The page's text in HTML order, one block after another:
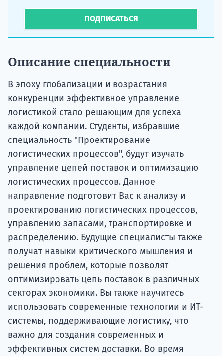
ПОДПИСАТЬСЯ
Описание специальности
В эпоху глобализации и возрастания
конкуренции эффективное управление
логистикой стало решающим для успеха
каждой компании. Студенты, избравшие
специальность "Проектирование
логистических процессов", будут изучать
управление цепей поставок и оптимизацию
логистических процессов. Данное
направление подготовит Вас к анализу и
проектированию логистических процессов,
управлению запасами, транспортировке и
распределению. Будущие специалисты также
получат навыки критического мышления и
решения проблем, которые позволят
оптимизировать цепь поставок в различных
секторах экономики. Вы также научитесь
использовать современные технологии и ИТ-
системы, поддерживающие логистику, что
важно для создания современных и
эффективных систем доставки. Во время